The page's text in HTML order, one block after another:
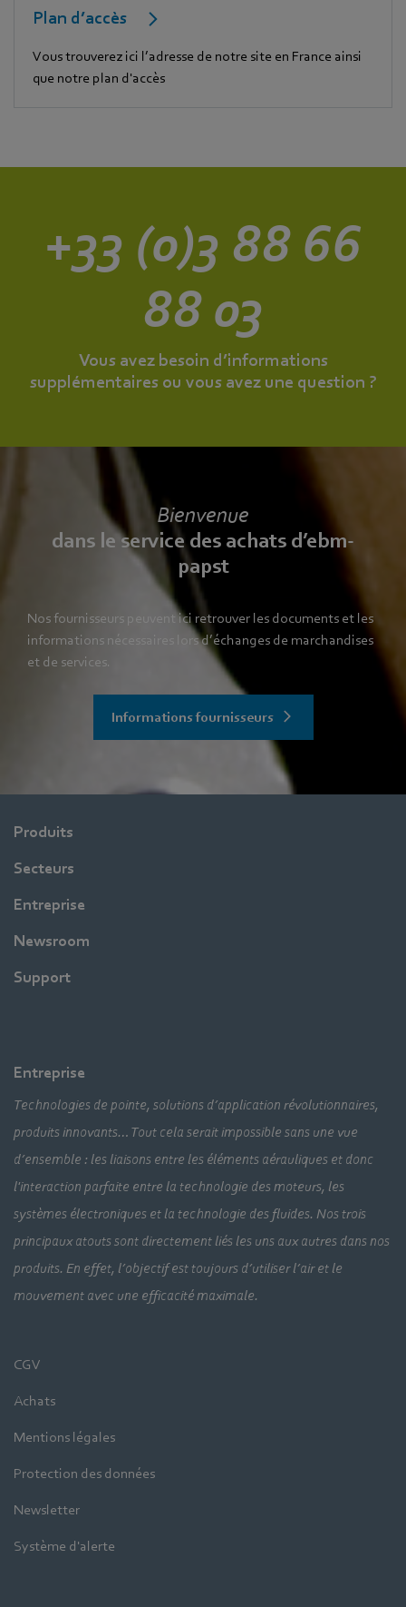
Plan d’accès
Vous trouverez ici l’adresse de notre site en France ainsi
que notre plan d'accès
+33 (0)3 88 66
88 03
Vous avez besoin d’informations
supplémentaires ou vous avez une question ?
Bienvenue
dans le service des achats d’ebm-
papst
Nos fournisseurs peuvent ici retrouver les documents et les
informations nécessaires lors d’échanges de marchandises
et de services.
Informations fournisseurs
Produits
Secteurs
Entreprise
Newsroom
Support
Entreprise
Technologies de pointe, solutions d’application révolutionnaires,
produits innovants… Tout cela serait impossible sans une vue
d’ensemble : les liaisons entre les éléments aérauliques et donc
l'interaction parfaite entre la technologie des moteurs, les
systèmes électroniques et la technologie des fluides. Nos trois
principaux atouts sont directement liés les uns aux autres dans nos
produits. En effet, l’objectif est toujours d’utiliser l’air et le
mouvement avec une efficacité maximale.
CGV
Achats
Mentions légales
Protection des données
Newsletter
Système d'alerte